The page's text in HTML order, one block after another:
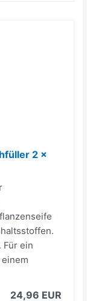
2 x
Für ein
24,96 EUR